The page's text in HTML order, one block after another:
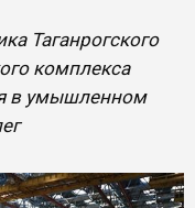
Таганрогского
комплекса
в умышленном